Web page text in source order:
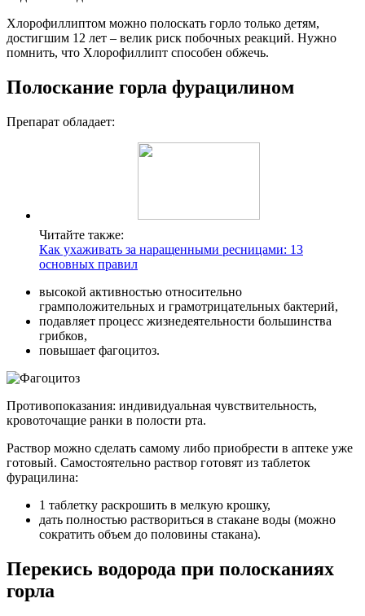
Хлорофиллиптом можно полоскать горло только детям,
достигшим 12 лет – велик риск побочных реакций. Нужно
помнить, что Хлорофиллипт способен обжечь.
Полоскание горла фурацилином
Препарат обладает:
Читайте также:
Как ухаживать за наращенными ресницами: 13
основных правил
высокой активностью относительно
грамположительных и грамотрицательных бактерий,
подавляет процесс жизнедеятельности большинства
грибков,
повышает фагоцитоз.
Противопоказания: индивидуальная чувствительность,
кровоточащие ранки в полости рта.
Раствор можно сделать самому либо приобрести в аптеке уже
готовый. Самостоятельно раствор готовят из таблеток
фурацилина:
1 таблетку раскрошить в мелкую крошку,
дать полностью раствориться в стакане воды (можно
сократить объем до половины стакана).
Перекись водорода при полосканиях
горла